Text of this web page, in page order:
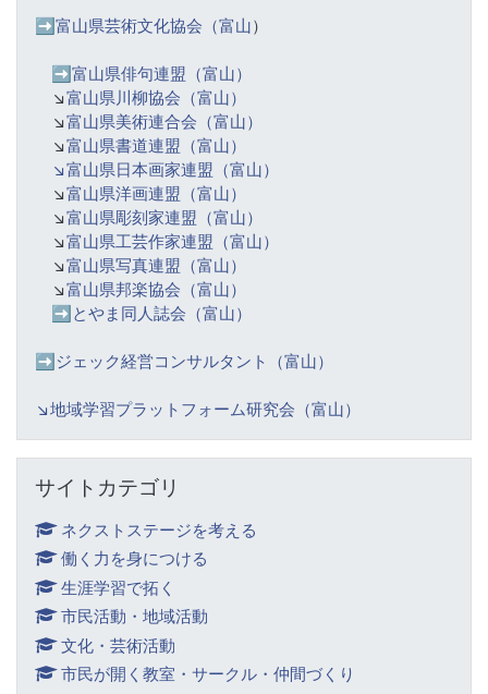
➡️富山県芸術文化協会（富山）
➡️ 富山県俳句連盟（富山）
↘️富山県川柳協会（富山）
↘️富山県美術連合会（富山）
↘️富山県書道連盟（富山）
↘️富山県日本画家連盟（富山）
↘️富山県洋画連盟（富山）
↘️富山県彫刻家連盟（富山）
↘️富山県工芸作家連盟（富山）
↘️富山県写真連盟（富山）
↘️富山県邦楽協会（富山）
➡️ とやま同人誌会（富山）
➡️ジェック経営コンサルタント（富山）
↘️地域学習プラットフォーム研究会（富山）
サイトカテゴリ
ネクストステージを考える
働く力を身につける
生涯学習で拓く
市民活動・地域活動
文化・芸術活動
市民が開く教室・サークル・仲間づくり